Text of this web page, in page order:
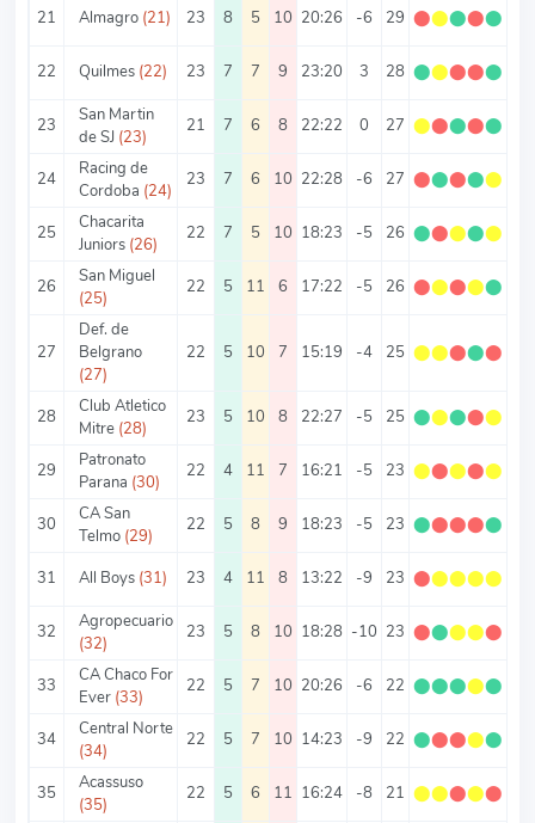
21 Almagro (21) 23 8 5 10 20:26 -6 29 ⬤⬤⬤⬤⬤
22 Quilmes (22) 23 7 7 9 23:20 3 28 ⬤⬤⬤⬤⬤
23
San Martin
de SJ (23)
21 7 6 8 22:22 0 27 ⬤⬤⬤⬤⬤
24
Racing de
Cordoba (24)
23 7 6 10 22:28 -6 27 ⬤⬤⬤⬤⬤
25
Chacarita
Juniors (26)
22 7 5 10 18:23 -5 26 ⬤⬤⬤⬤⬤
26
San Miguel
(25)
22 5 11 6 17:22 -5 26 ⬤⬤⬤⬤⬤
27
Def. de
Belgrano
(27)
22 5 10 7 15:19 -4 25 ⬤⬤⬤⬤⬤
28
Club Atletico
Mitre (28)
23 5 10 8 22:27 -5 25 ⬤⬤⬤⬤⬤
29
Patronato
Parana (30)
22 4 11 7 16:21 -5 23 ⬤⬤⬤⬤⬤
30
CA San
Telmo (29)
22 5 8 9 18:23 -5 23 ⬤⬤⬤⬤⬤
31 All Boys (31) 23 4 11 8 13:22 -9 23 ⬤⬤⬤⬤⬤
32
Agropecuario
(32)
23 5 8 10 18:28 -10 23 ⬤⬤⬤⬤⬤
33
CA Chaco For
Ever (33)
22 5 7 10 20:26 -6 22 ⬤⬤⬤⬤⬤
34
Central Norte
(34)
22 5 7 10 14:23 -9 22 ⬤⬤⬤⬤⬤
35
Acassuso
(35)
22 5 6 11 16:24 -8 21 ⬤⬤⬤⬤⬤